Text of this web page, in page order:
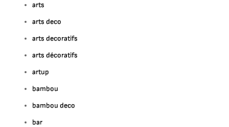
arts
arts deco
arts decoratifs
arts décoratifs
artup
bambou
bambou deco
bar